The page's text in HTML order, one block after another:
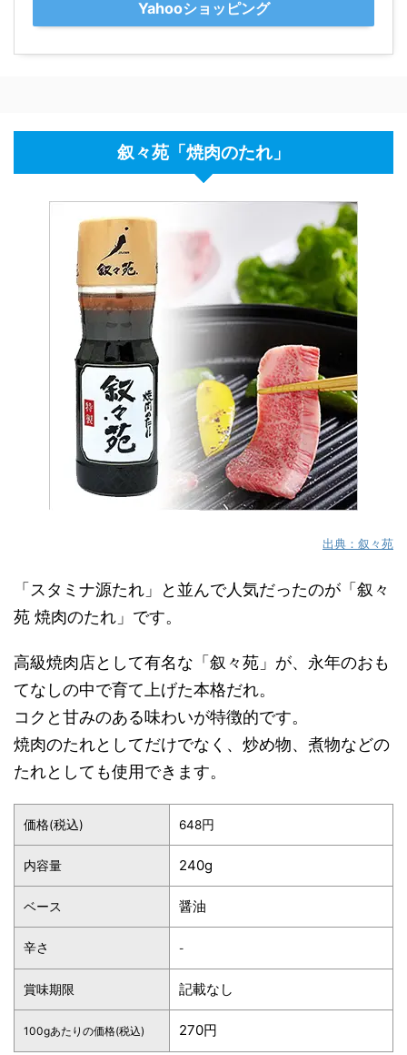
Yahooショッピング
叙々苑「焼肉のたれ」
出典：叙々苑
「スタミナ源たれ」と並んで人気だったのが「叙々
苑 焼肉のたれ」です。
高級焼肉店として有名な「叙々苑」が、永年のおも
てなしの中で育て上げた本格だれ。
コクと甘みのある味わいが特徴的です。
焼肉のたれとしてだけでなく、炒め物、煮物などの
たれとしても使用できます。
価格(税込) 648円
内容量 240g
ベース 醤油
辛さ -
賞味期限 記載なし
100gあたりの価格(税込) 270円